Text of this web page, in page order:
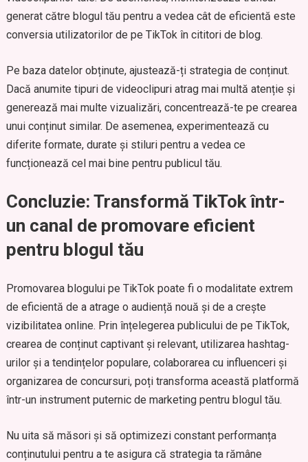
generat către blogul tău pentru a vedea cât de eficientă este
conversia utilizatorilor de pe TikTok în cititori de blog.
Pe baza datelor obținute, ajustează-ți strategia de conținut.
Dacă anumite tipuri de videoclipuri atrag mai multă atenție și
generează mai multe vizualizări, concentrează-te pe crearea
unui conținut similar. De asemenea, experimentează cu
diferite formate, durate și stiluri pentru a vedea ce
funcționează cel mai bine pentru publicul tău.
Concluzie: Transformă TikTok într-
un canal de promovare eficient
pentru blogul tău
Promovarea blogului pe TikTok poate fi o modalitate extrem
de eficientă de a atrage o audiență nouă și de a crește
vizibilitatea online. Prin înțelegerea publicului de pe TikTok,
crearea de conținut captivant și relevant, utilizarea hashtag-
urilor și a tendințelor populare, colaborarea cu influenceri și
organizarea de concursuri, poți transforma această platformă
într-un instrument puternic de marketing pentru blogul tău.
Nu uita să măsori și să optimizezi constant performanța
conținutului pentru a te asigura că strategia ta rămâne